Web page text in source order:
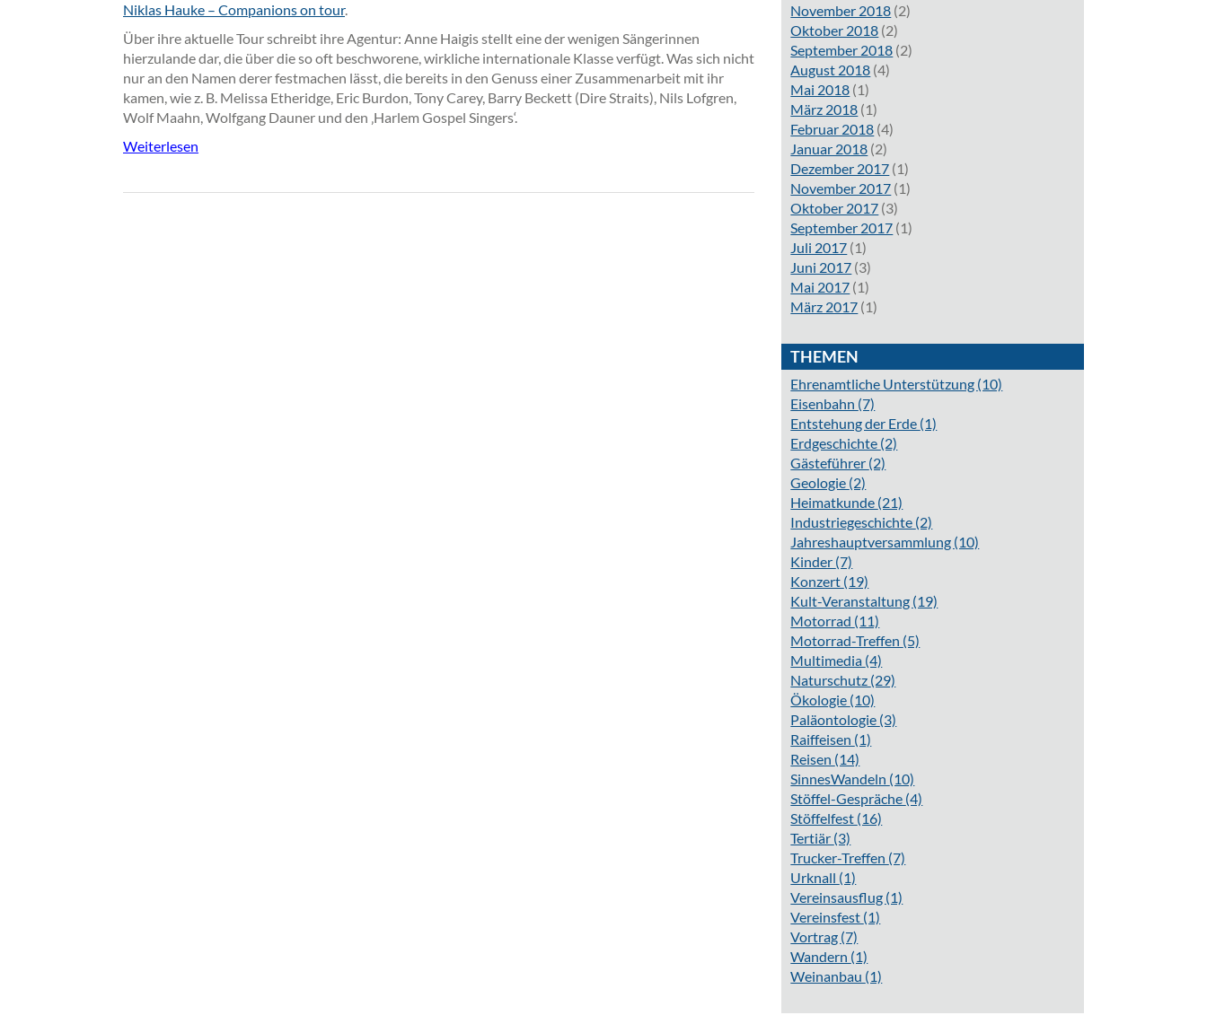
Niklas Hauke – Companions on tour.
Über ihre aktuelle Tour schreibt ihre Agentur: Anne Haigis stellt eine der wenigen Sängerinnen
hierzulande dar, die über die so oft beschworene, wirkliche internationale Klasse verfügt. Was sich nicht
nur an den Namen derer festmachen lässt, die bereits in den Genuss einer Zusammenarbeit mit ihr
kamen, wie z. B. Melissa Etheridge, Eric Burdon, Tony Carey, Barry Beckett (Dire Straits), Nils Lofgren,
Wolf Maahn, Wolfgang Dauner und den ‚Harlem Gospel Singers‘.
Weiterlesen
November 2018 (2)
Oktober 2018 (2)
September 2018 (2)
August 2018 (4)
Mai 2018 (1)
März 2018 (1)
Februar 2018 (4)
Januar 2018 (2)
Dezember 2017 (1)
November 2017 (1)
Oktober 2017 (3)
September 2017 (1)
Juli 2017 (1)
Juni 2017 (3)
Mai 2017 (1)
März 2017 (1)
THEMEN
Ehrenamtliche Unterstützung (10)
Eisenbahn (7)
Entstehung der Erde (1)
Erdgeschichte (2)
Gästeführer (2)
Geologie (2)
Heimatkunde (21)
Industriegeschichte (2)
Jahreshauptversammlung (10)
Kinder (7)
Konzert (19)
Kult-Veranstaltung (19)
Motorrad (11)
Motorrad-Treffen (5)
Multimedia (4)
Naturschutz (29)
Ökologie (10)
Paläontologie (3)
Raiffeisen (1)
Reisen (14)
SinnesWandeln (10)
Stöffel-Gespräche (4)
Stöffelfest (16)
Tertiär (3)
Trucker-Treffen (7)
Urknall (1)
Vereinsausflug (1)
Vereinsfest (1)
Vortrag (7)
Wandern (1)
Weinanbau (1)